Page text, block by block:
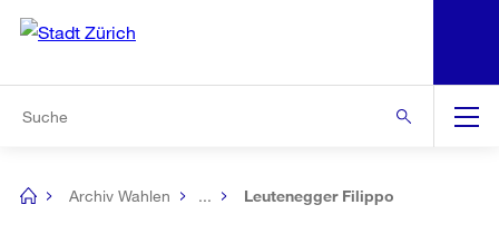
Navigation
[no
Archiv Wahlen ... Leutenegger Filippo